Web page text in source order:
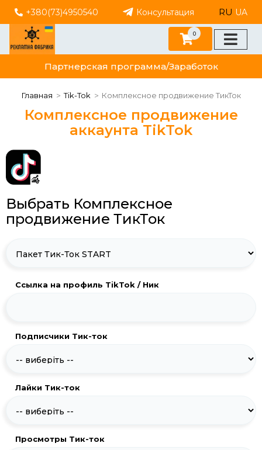
+380(73)4950540 Консультация RU UA
Партнерская программа/Заработок
0
Главная Tik-Tok Комплексное продвижение ТикТок
Комплексное продвижение
аккаунта TikTok
Выбрать Комплексное
продвижение ТикТок
Ссылка на профиль TikTok / Ник
Подписчики Тик-ток
Лайки Тик-ток
Просмотры Тик-ток